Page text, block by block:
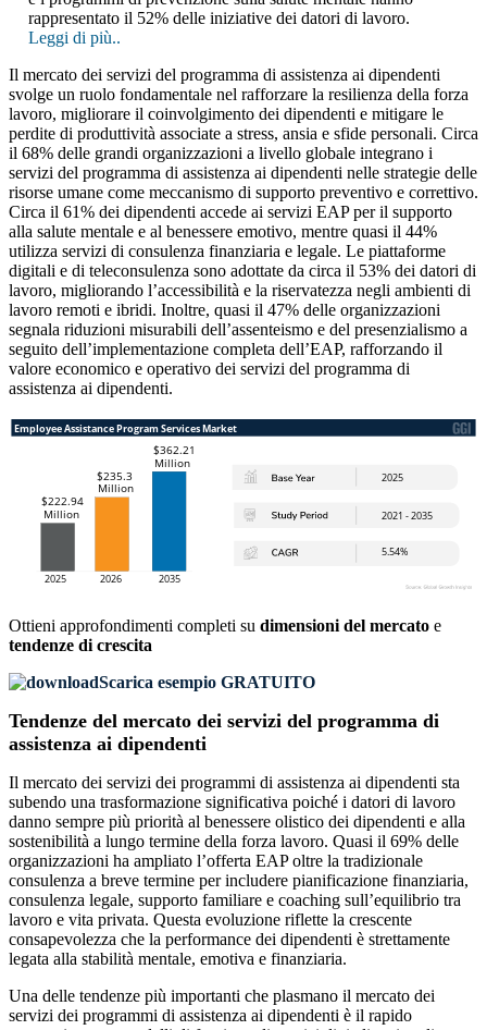
rappresentato il 52% delle iniziative dei datori di lavoro.
Leggi di più..
Il mercato dei servizi del programma di assistenza ai dipendenti
svolge un ruolo fondamentale nel rafforzare la resilienza della forza
lavoro, migliorare il coinvolgimento dei dipendenti e mitigare le
perdite di produttività associate a stress, ansia e sfide personali. Circa
il 68% delle grandi organizzazioni a livello globale integrano i
servizi del programma di assistenza ai dipendenti nelle strategie delle
risorse umane come meccanismo di supporto preventivo e correttivo.
Circa il 61% dei dipendenti accede ai servizi EAP per il supporto
alla salute mentale e al benessere emotivo, mentre quasi il 44%
utilizza servizi di consulenza finanziaria e legale. Le piattaforme
digitali e di teleconsulenza sono adottate da circa il 53% dei datori di
lavoro, migliorando l’accessibilità e la riservatezza negli ambienti di
lavoro remoti e ibridi. Inoltre, quasi il 47% delle organizzazioni
segnala riduzioni misurabili dell’assenteismo e del presenzialismo a
seguito dell’implementazione completa dell’EAP, rafforzando il
valore economico e operativo dei servizi del programma di
assistenza ai dipendenti.
Ottieni approfondimenti completi su dimensioni del mercato e
tendenze di crescita
Scarica esempio GRATUITO
Tendenze del mercato dei servizi del programma di
assistenza ai dipendenti
Il mercato dei servizi dei programmi di assistenza ai dipendenti sta
subendo una trasformazione significativa poiché i datori di lavoro
danno sempre più priorità al benessere olistico dei dipendenti e alla
sostenibilità a lungo termine della forza lavoro. Quasi il 69% delle
organizzazioni ha ampliato l’offerta EAP oltre la tradizionale
consulenza a breve termine per includere pianificazione finanziaria,
consulenza legale, supporto familiare e coaching sull’equilibrio tra
lavoro e vita privata. Questa evoluzione riflette la crescente
consapevolezza che la performance dei dipendenti è strettamente
legata alla stabilità mentale, emotiva e finanziaria.
Una delle tendenze più importanti che plasmano il mercato dei
servizi dei programmi di assistenza ai dipendenti è il rapido